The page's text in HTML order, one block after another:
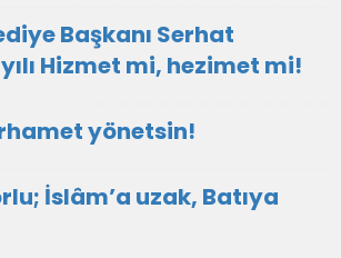
Başkanı Serhat
Hizmet mi, hezimet mi!
yönetsin!
İslâm’a uzak, Batıya